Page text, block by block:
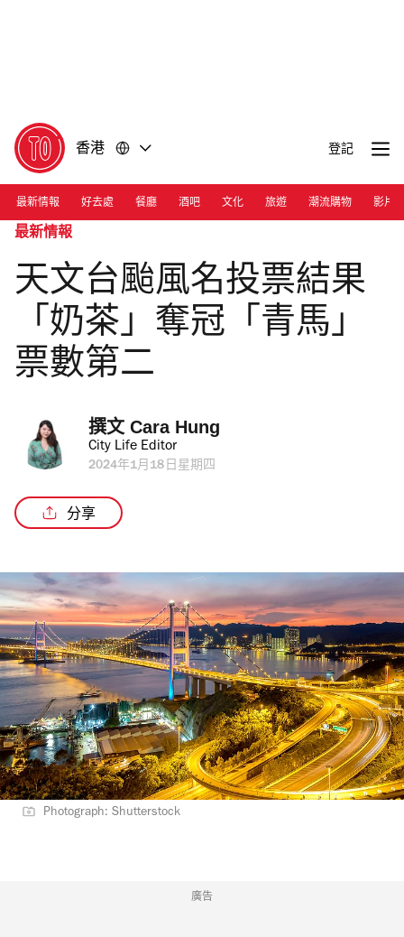
香港 登記
最新情報 好去處 餐廳 酒吧 文化 旅遊 潮流購物 影片
最新情報
天文台颱風名投票結果
「奶茶」奪冠「青馬」
票數第二
撰文 Cara Hung
City Life Editor
2024年1月18日星期四
分享
Photograph: Shutterstock
廣告